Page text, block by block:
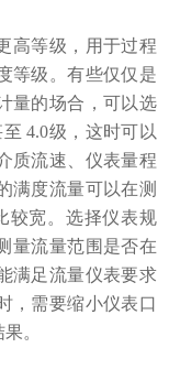
高等级，用于过程
等级。有些仅仅是
量的场合，可以选
4.0级，这时可以
质流速、仪表量程
满度流量可以在测
较宽。选择仪表规
量流量范围是否在
满足流量仪表要求
，需要缩小仪表口
。